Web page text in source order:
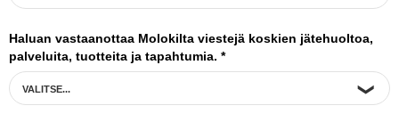
Haluan vastaanottaa Molokilta viestejä koskien jätehuoltoa,
palveluita, tuotteita ja tapahtumia. *